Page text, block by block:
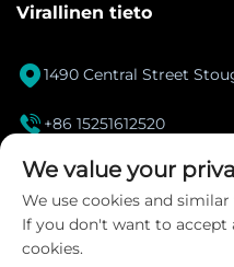
Virallinen tieto
1490 Central Street
 +86 15251612520
[email protected]
Instagram
We value your
We use cookies and
If you don't want to accept
cookies.